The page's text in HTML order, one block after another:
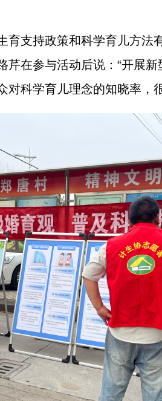
育支持政策和科学育儿方法
在参与活动后说：“开展
对科学育儿理念的知晓率，